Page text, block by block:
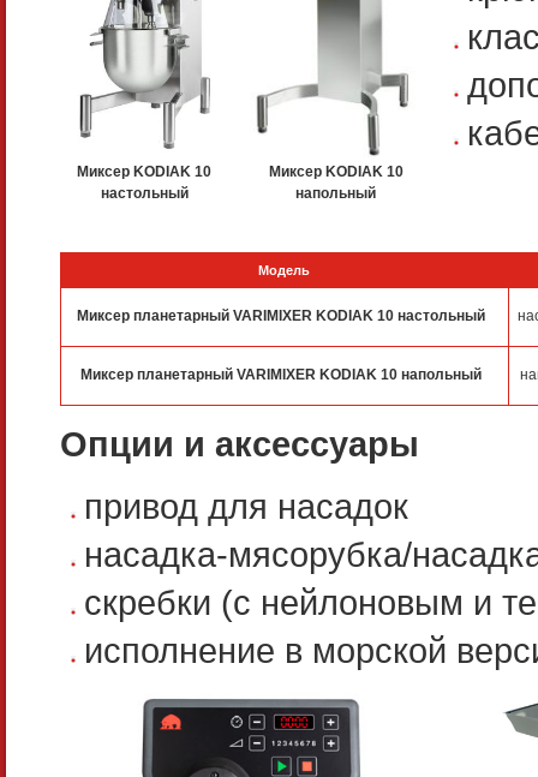
Миксер KODIAK 10
настольный
Миксер KODIAK 10
напольный
Модель
Миксер планетарный VARIMIXER KODIAK 10 настольный
Миксер планетарный VARIMIXER KODIAK 10 напольный
Опции и аксессуары
привод для насадок
насадка-мясорубка/
скребки (с нейлоновым и
исполнение в морской